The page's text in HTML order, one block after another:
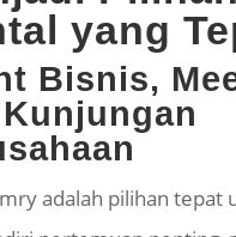
yang
Bisnis,
adalah pilihan tepat